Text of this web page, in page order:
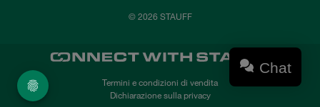
© 2026 STAUFF
Termini e condizioni di vendita
Dichiarazione sulla privacy
Chat